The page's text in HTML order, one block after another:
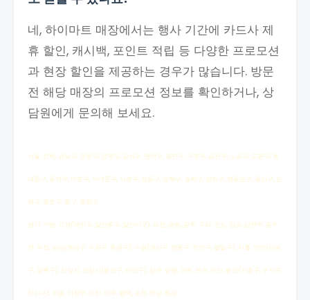
네, 하이마트 매장에서는 행사 기간에 카드사 제
휴 할인, 캐시백, 포인트 적립 등 다양한 프로모션
과 현장 할인을 제공하는 경우가 많습니다. 방문
전 해당 매장의 프로모션 정보를 확인하거나, 상
담원에게 문의해 보세요.
서울: 전체, 강남구, 강동구, 강북구, 강서구, 관악구, 광진구, 구로구, 금천구, 노원구, 도봉구, 동
대문구, 동작구, 마포구, 서대문구, 서초구, 성동구, 성북구, 송파구, 양천구, 영등포구, 용산구, 은
평구, 종로구, 중구, 중랑구
경기: 가평, 고양(덕양구, 일산동구, 일산서구), 과천, 광명, 광주, 구리, 군포, 김포, 남양주, 동두
천, 부천, 성남(분당구, 수정구, 중원구), 수원(권선구, 영통구, 장안구, 팔달구), 시흥, 안산(단원
구, 상록구), 안성시, 안양시(동안구, 만안구), 양주, 양평, 여주, 연천, 오산, 용인(기흥구, 수지구,
처인구), 의왕, 의정부, 이천, 파주, 평택, 포천, 하남, 화성